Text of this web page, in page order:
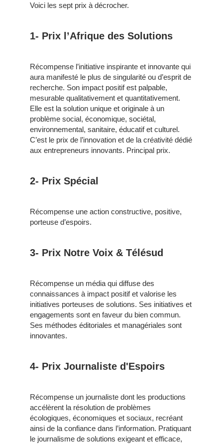
Voici les sept prix à décrocher.
1- Prix l’Afrique des Solutions
Récompense l’initiative inspirante et innovante qui
aura manifesté le plus de singularité ou d’esprit de
recherche. Son impact positif est palpable,
mesurable qualitativement et quantitativement.
Elle est la solution unique et originale à un
problème social, économique, sociétal,
environnemental, sanitaire, éducatif et culturel.
C’est le prix de l’innovation et de la créativité dédié
aux entrepreneurs innovants. Principal prix.
2- Prix Spécial
Récompense une action constructive, positive,
porteuse d’espoirs.
3- Prix Notre Voix & Télésud
Récompense un média qui diffuse des
connaissances à impact positif et valorise les
initiatives porteuses de solutions. Ses initiatives et
engagements sont en faveur du bien commun.
Ses méthodes éditoriales et managériales sont
innovantes.
4- Prix Journaliste d'Espoirs
Récompense un journaliste dont les productions
accélèrent la résolution de problèmes
écologiques, économiques et sociaux, recréant
ainsi de la confiance dans l’information. Pratiquant
le journalisme de solutions exigeant et efficace,